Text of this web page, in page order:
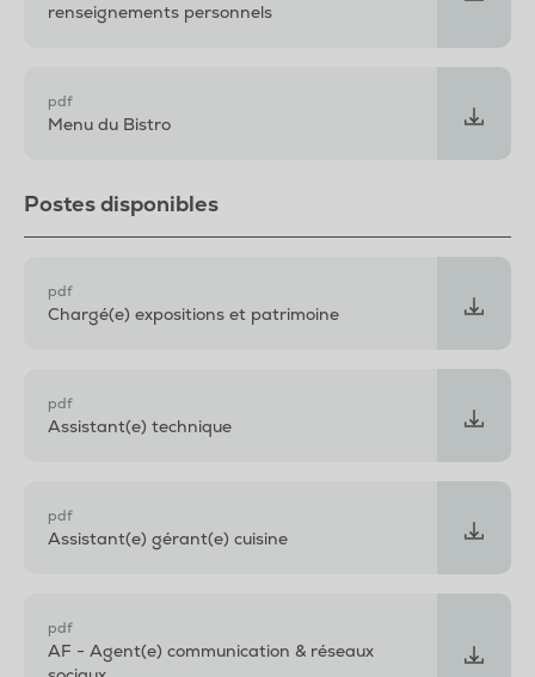
renseignements personnels
pdf
Menu du Bistro
Postes disponibles
pdf
Chargé(e) expositions et patrimoine
pdf
Assistant(e) technique
pdf
Assistant(e) gérant(e) cuisine
pdf
AF - Agent(e) communication & réseaux